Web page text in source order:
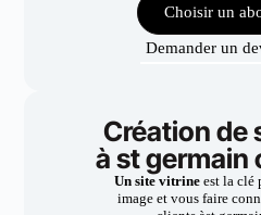
Choisir un
Demander un
Création de
à st germain
Un site vitrineest la clé
image et vous faire